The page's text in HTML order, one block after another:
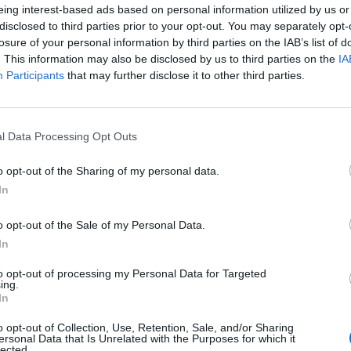
interest-based ads based on personal information utilized by us
to third parties prior to your opt-out. You may separately
of your personal information by third parties on the IAB’s list of
This information may also be disclosed by us to third parties on the
Participants that may further disclose it to other third parties.
Data Processing Opt Outs
opt-out of the Sharing of my personal data.
opt-out of the Sale of my Personal Data.
opt-out of processing my Personal Data for Targeted
opt-out of Collection, Use, Retention, Sale, and/or Sharing
Data that Is Unrelated with the Purposes for which it
Τήρηση των κανόνων ασφαλείας και υγιεινής.
Απαραίτητα Προσόντα
Απαραίτητα προσόντα για τη θέση του Εργάτη
Απολυτήριο Λυκείου
Επαγγελματική και υπεύθυνη συμπεριφορά
Η εταιρεία παρέχει στον Εργάτη Παραγωγής:
Ευχάριστο εργασιακό περιβάλλον
Αν ενδιαφέρεσαι για τη θέση τουΕργάτη Παραγωγής